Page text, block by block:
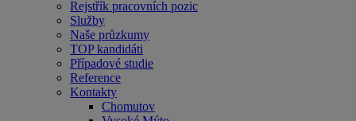
Rejstřík pracovních pozic
Služby
Naše průzkumy
TOP kandidáti
Případové studie
Reference
Kontakty
Chomutov